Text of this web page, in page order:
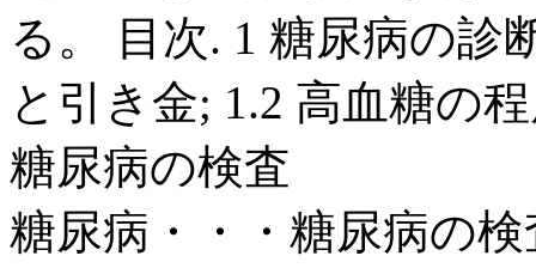
る。 目次. 1 糖尿病の診
と引き金; 1.2 高血糖の
糖尿病の検査
糖尿病・・・糖尿病の